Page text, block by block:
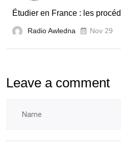
et
écoles
Étudier en France : les
Radio Awledna Nov 29
Leave a comment